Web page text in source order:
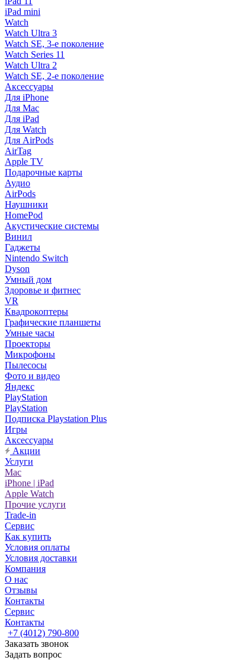
iPad mini
Watch
Watch Ultra 3
Watch SE, 3-е поколение
Watch Series 11
Watch Ultra 2
Watch SE, 2-е поколение
Аксессуары
Для iPhone
Для Mac
Для iPad
Для Watch
Для AirPods
AirTag
Apple TV
Подарочные карты
Аудио
AirPods
Наушники
HomePod
Акустические системы
Винил
Гаджеты
Nintendo Switch
Dyson
Умный дом
Здоровье и фитнес
VR
Квадрокоптеры
Графические планшеты
Умные часы
Проекторы
Микрофоны
Пылесосы
Фото и видео
Яндекс
PlayStation
PlayStation
Подписка Playstation Plus
Игры
Аксессуары
Акции
Услуги
Mac
iPhone | iPad
Apple Watch
Прочие услуги
Trade-in
Сервис
Как купить
Условия оплаты
Условия доставки
Компания
О нас
Отзывы
Контакты
Сервис
Контакты
+7 (4012) 790-800
Заказать звонок
Задать вопрос